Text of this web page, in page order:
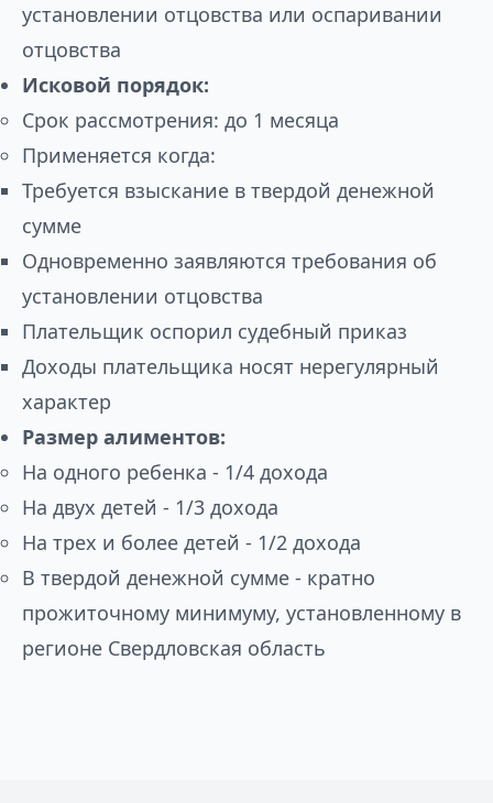
установлении отцовства или оспаривании
отцовства
Исковой порядок:
Срок рассмотрения: до 1 месяца
Применяется когда:
Требуется взыскание в твердой денежной
сумме
Одновременно заявляются требования об
установлении отцовства
Плательщик оспорил судебный приказ
Доходы плательщика носят нерегулярный
характер
Размер алиментов:
На одного ребенка - 1/4 дохода
На двух детей - 1/3 дохода
На трех и более детей - 1/2 дохода
В твердой денежной сумме - кратно
прожиточному минимуму, установленному в
регионе Свердловская область